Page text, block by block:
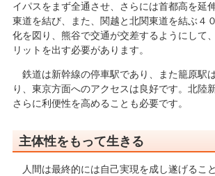
イパスをまず全通させ、さらには首都高を延
東道を結び、また、関越と北関東道を結ぶ４
化を図り、熊谷で交通が交差するようにして
リットを出す必要があります。
鉄道は新幹線の停車駅であり、また籠原駅
り、東京方面へのアクセスは良好です。北陸
さらに利便性を高めることも必要です。
主体性をもって生きる
人間は最終的には自己実現を成し遂げるこ